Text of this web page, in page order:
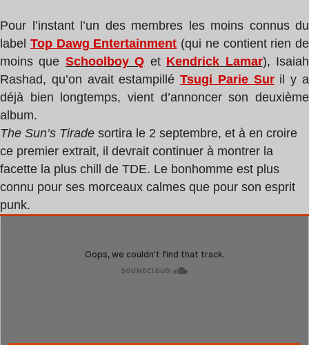
Pour l’instant l’un des membres les moins connus du
label Top Dawg Entertainment (qui ne contient rien de
moins que Schoolboy Q et Kendrick Lamar), Isaiah
Rashad, qu’on avait estampilléTsugi Parie Suril y a
déjà bien longtemps, vient d’annoncer son deuxième
album.
The Sun’s Tirade sortira le 2 septembre, et à en croire
ce premier extrait, il devrait continuer à montrer la
facette la plus chill de TDE. Le bonhomme est plus
connu pour ses morceaux calmes que pour son esprit
punk.